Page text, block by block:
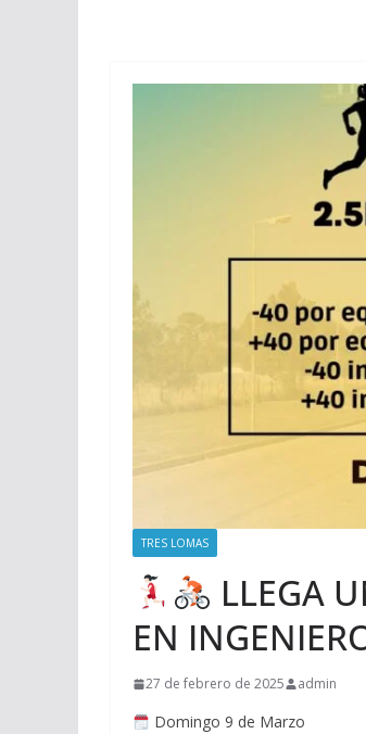
TRES LOMAS
LLEGA
EN
27 de febrero de 2025 admin
Domingo 9 de Marzo